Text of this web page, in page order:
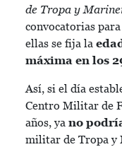
de Tropa y
convocatorias
ellas se fija la
máxima en los
Así, si el día
Centro Militar de
años, ya no
militar de Tropa y